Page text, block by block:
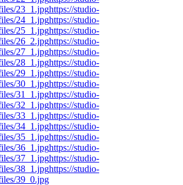
23_1.jpghttps://studio-
24_1.jpghttps://studio-
25_1.jpghttps://studio-
26_2.jpghttps://studio-
27_1.jpghttps://studio-
28_1.jpghttps://studio-
29_1.jpghttps://studio-
30_1.jpghttps://studio-
31_1.jpghttps://studio-
32_1.jpghttps://studio-
33_1.jpghttps://studio-
34_1.jpghttps://studio-
35_1.jpghttps://studio-
36_1.jpghttps://studio-
37_1.jpghttps://studio-
38_1.jpghttps://studio-
39_0.jpg